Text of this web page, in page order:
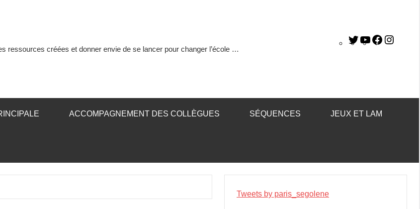
ressources créées et donner envie de se lancer pour changer l’école …
ACCOMPAGNEMENT DES COLLÈGUES SÉQUENCES JEUX ET LAM
Tweets by paris_segolene